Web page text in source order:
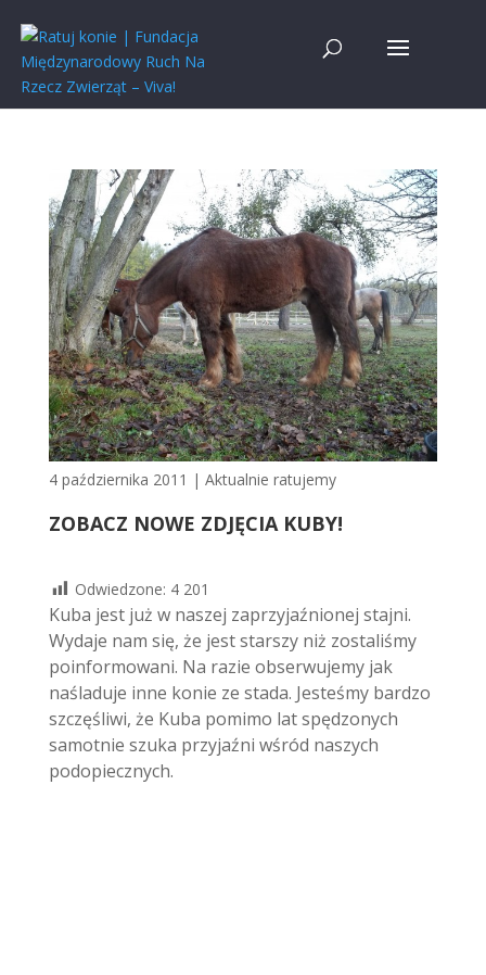
4 października 2011 | Aktualnie ratujemy
ZOBACZ NOWE ZDJĘCIA KUBY!
Odwiedzone: 4 201
Kuba jest już w naszej zaprzyjaźnionej stajni.
Wydaje nam się, że jest starszy niż zostaliśmy
poinformowani. Na razie obserwujemy jak
naśladuje inne konie ze stada. Jesteśmy bardzo
szczęśliwi, że Kuba pomimo lat spędzonych
samotnie szuka przyjaźni wśród naszych
podopiecznych.